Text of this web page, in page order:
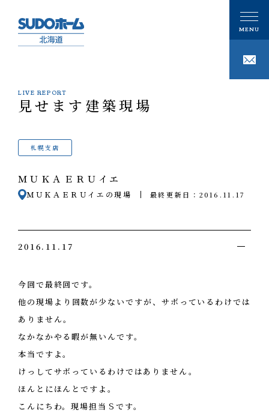
CONCEPT
私たちの想い
PHILOSOPHY
私たちの家づくり
注文住宅
性能
リノベーション
家づくりの流れ
施工エリア
メンテナンスと補償
GALLERY
ギャラリー
タグで写真を見る
モデルハウス
お知らせ
OPENHOUSE
オープンハウス
EVENT
イベント情報
LIVE REPORT
見せます建築現場
LIVE REPORT
見せます建築現場
札幌支店
ＭＵＫＡＥＲＵイエ
ＭＵＫＡＥＲＵイエの現場 最終更新日：2016.11.17
2016.11.17
今回で最終回です。
他の現場より回数が少ないですが、サボっているわけでは
ありません。
なかなかやる暇が無いんです。
本当ですよ。
けっしてサボっているわけではありません。
ほんとにほんとですよ。
こんにちわ。現場担当Ｓです。